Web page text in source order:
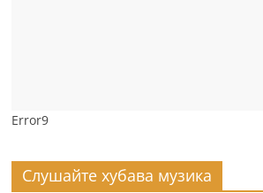
Error9
Слушайте хубава музика